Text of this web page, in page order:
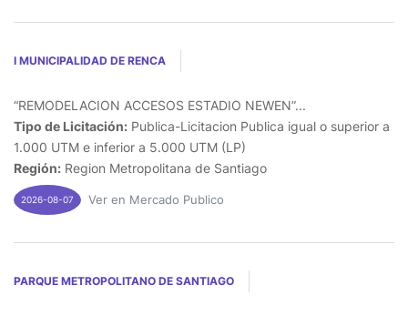
I MUNICIPALIDAD DE RENCA
“REMODELACION ACCESOS ESTADIO NEWEN”...
Tipo de Licitación: Publica-Licitacion Publica igual o superior a
1.000 UTM e inferior a 5.000 UTM (LP)
Región: Region Metropolitana de Santiago
2026-08-07 Ver en Mercado Publico
PARQUE METROPOLITANO DE SANTIAGO